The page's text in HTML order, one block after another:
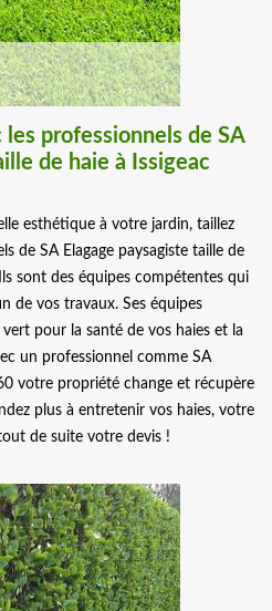
les professionnels de SA
de haie à Issigeac
esthétique à votre jardin, taillez
de SA Elagage paysagiste taille de
sont des équipes compétentes qui
de vos travaux. Ses équipes
pour la santé de vos haies et la
un professionnel comme SA
votre propriété change et récupère
plus à entretenir vos haies, votre
de suite votre devis !